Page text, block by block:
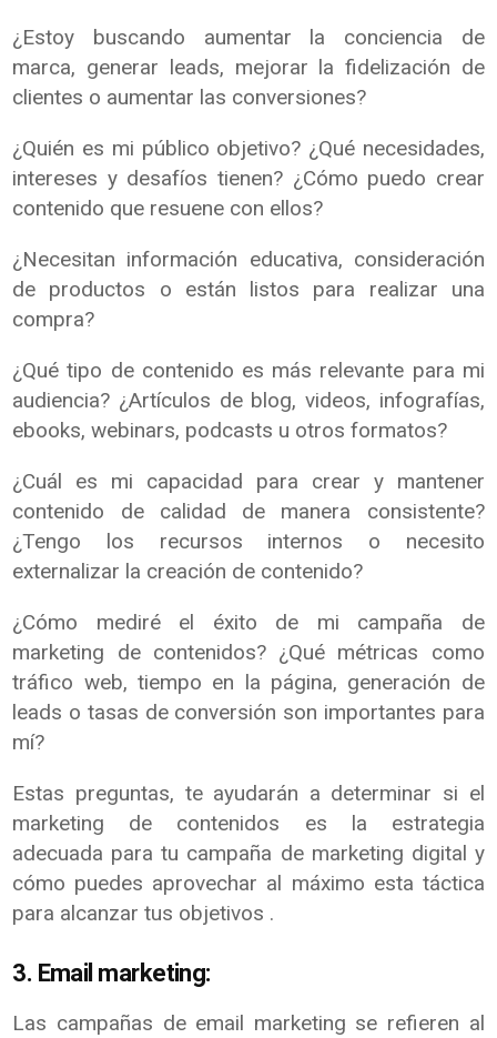
¿Estoy buscando aumentar la conciencia de
marca, generar leads, mejorar la fidelización de
clientes o aumentar las conversiones?
¿Quién es mi público objetivo? ¿Qué necesidades,
intereses y desafíos tienen? ¿Cómo puedo crear
contenido que resuene con ellos?
¿Necesitan información educativa, consideración
de productos o están listos para realizar una
compra?
¿Qué tipo de contenido es más relevante para mi
audiencia? ¿Artículos de blog, videos, infografías,
ebooks, webinars, podcasts u otros formatos?
¿Cuál es mi capacidad para crear y mantener
contenido de calidad de manera consistente?
¿Tengo los recursos internos o necesito
externalizar la creación de contenido?
¿Cómo mediré el éxito de mi campaña de
marketing de contenidos? ¿Qué métricas como
tráfico web, tiempo en la página, generación de
leads o tasas de conversión son importantes para
mí?
Estas preguntas, te ayudarán a determinar si el
marketing de contenidos es la estrategia
adecuada para tu campaña de marketing digital y
cómo puedes aprovechar al máximo esta táctica
para alcanzar tus objetivos .
3. Email marketing:
Las campañas de email marketing se refieren al